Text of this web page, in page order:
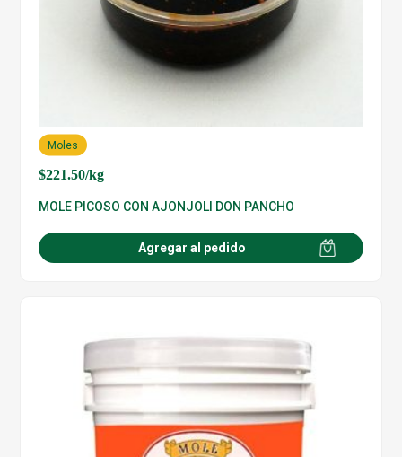
$221.50/kg
Moles
MOLE PICOSO CON AJONJOLI DON PANCHO
Agregar al pedido